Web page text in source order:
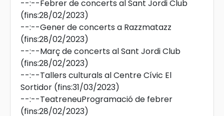
--:--Febrer de concerts al Sant Jordi Club
(fins:28/02/2023)
--:--Gener de concerts a Razzmatazz
(fins:28/02/2023)
--:--Març de concerts al Sant Jordi Club
(fins:28/02/2023)
--:--Tallers culturals al Centre Cívic El
Sortidor (fins:31/03/2023)
--:--TeatreneuProgramació de febrer
(fins:28/02/2023)